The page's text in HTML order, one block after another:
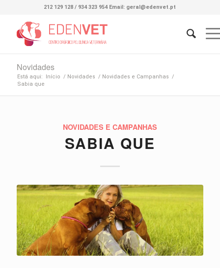
212 129 128 / 934 323 954 Email: geral@edenvet.pt
Novidades
Está aqui: Início / Novidades / Novidades e Campanhas /
Sabia que
NOVIDADES E CAMPANHAS
SABIA QUE